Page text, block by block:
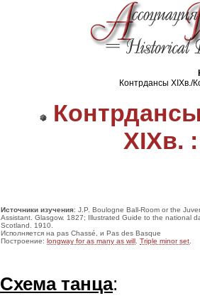
Контрдансы ХІХв./
ХІХв.
Источники изучения: J.P. Boulogne Ball-Room or the
Assistant. Glasgow. 1827; Illustrated Guide to the national
Scotland. 1910.
Исполняется на pas Chassé, и Pas des Basque
Построение: longway for as many as will. Triple minor set.
Схема танца: